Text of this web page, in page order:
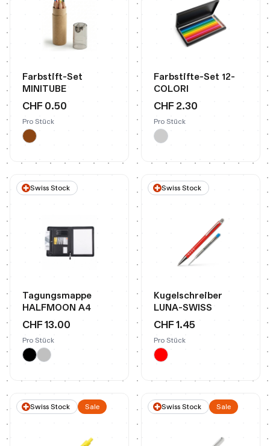
Farbstift-Set
MINITUBE
CHF 0.50
Pro Stück
Farbstifte-Set 12-
COLORI
CHF 2.30
Pro Stück
Swiss Stock
Tagungsmappe
HALFMOON A4
CHF 13.00
Pro Stück
Swiss Stock
Kugelschreiber
LUNA-SWISS
CHF 1.45
Pro Stück
Swiss Stock Sale Swiss Stock Sale